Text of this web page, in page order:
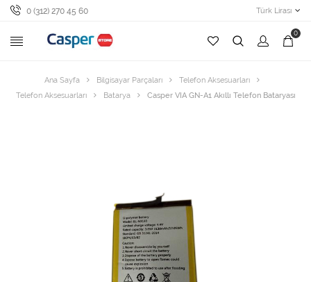
0 (312) 270 45 60 Türk Lirası
0
Ana Sayfa Bilgisayar Parçaları
Telefon Aksesuarları
Telefon Aksesuarları
Batarya Casper VIA GN-A1 Akıllı Telefon Bataryası